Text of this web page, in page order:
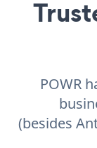
POWR
(besides